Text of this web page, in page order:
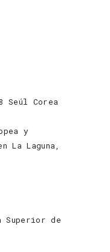
Seúl Corea
y
La Laguna,